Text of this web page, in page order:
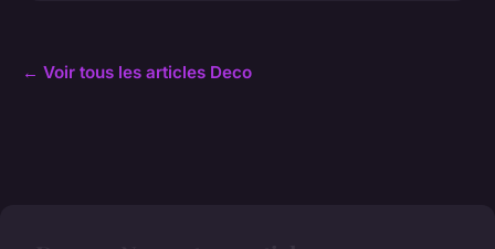
← Voir tous les articles Deco